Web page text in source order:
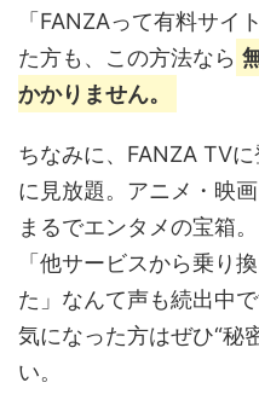
「FANZAって有料サイ
た方も、この方法なら
かかりません。
ちなみに、FANZA TV
に見放題。アニメ・映
まるでエンタメの宝箱。
「他サービスから乗り
た」なんて声も続出中で
気になった方はぜひ“秘
い。